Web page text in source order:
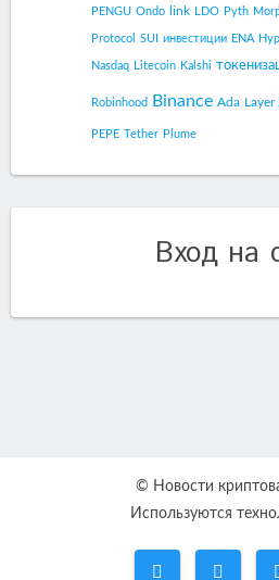
PENGU Ondo link LDO Pyth
Protocol SUI инвестиции ENA
Nasdaq Litecoin Kalshi
Robinhood Binance Ada Layer
PEPE Tether Plume
Вход на
© Новости
Используются